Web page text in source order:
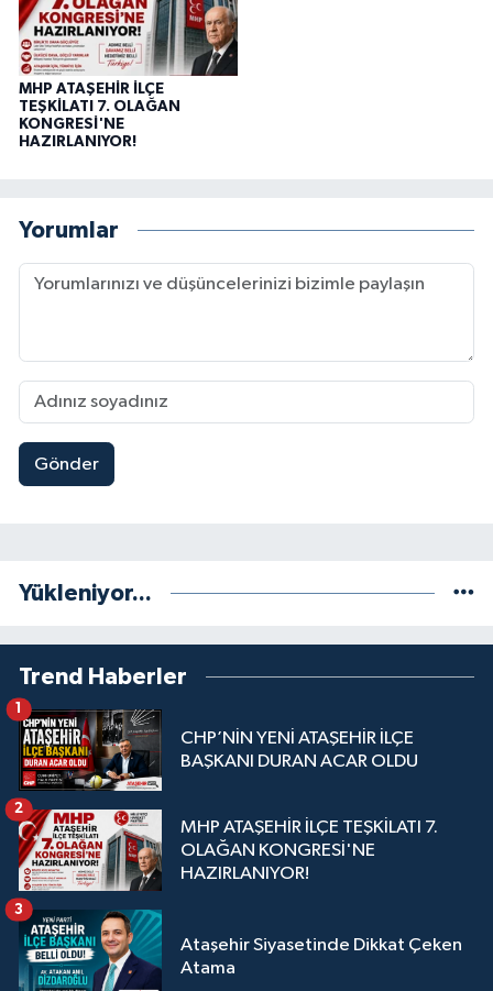
MHP ATAŞEHİR İLÇE
TEŞKİLATI 7. OLAĞAN
KONGRESİ'NE
HAZIRLANIYOR!
Yorumlar
Gönder
Yükleniyor...
Trend Haberler
CHP’NİN YENİ ATAŞEHİR İLÇE
BAŞKANI DURAN ACAR OLDU
MHP ATAŞEHİR İLÇE TEŞKİLATI 7.
OLAĞAN KONGRESİ'NE
HAZIRLANIYOR!
2
Ataşehir Siyasetinde Dikkat Çeken
Atama
3